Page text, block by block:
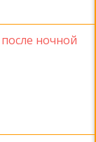
ночной